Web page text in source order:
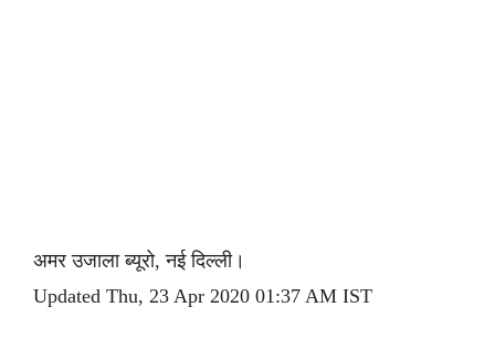
अमर उजाला ब्यूरो, नई दिल्ली।
Updated Thu, 23 Apr 2020 01:37 AM IST